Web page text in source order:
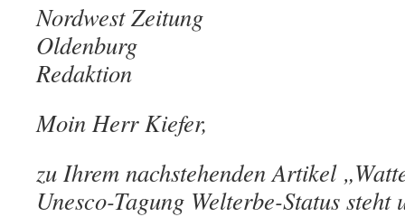
Nordwest Zeitung
Oldenburg
Redaktion
Moin Herr Kiefer,
zu Ihrem nachstehenden Artikel
Unesco-Tagung Welterbe-Status